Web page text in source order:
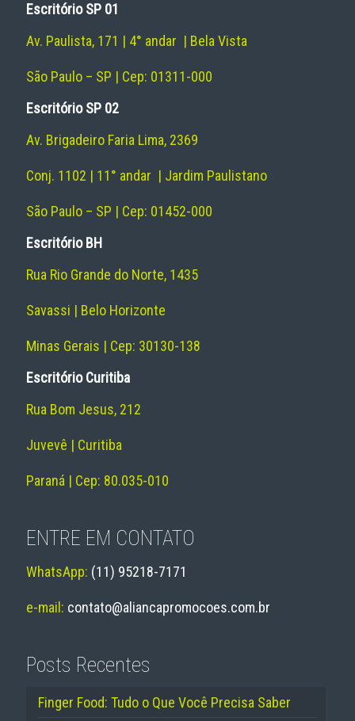
Escritório SP 01
Av. Paulista, 171 | 4° andar | Bela Vista
São Paulo – SP | Cep: 01311-000
Escritório SP 02
Av. Brigadeiro Faria Lima, 2369
Conj. 1102 | 11° andar | Jardim Paulistano
São Paulo – SP | Cep: 01452-000
Escritório BH
Rua Rio Grande do Norte, 1435
Savassi | Belo Horizonte
Minas Gerais | Cep: 30130-138
Escritório Curitiba
Rua Bom Jesus, 212
Juvevê | Curitiba
Paraná | Cep: 80.035-010
ENTRE EM CONTATO
WhatsApp: (11) 95218-7171
e-mail: contato@aliancapromocoes.com.br
Posts Recentes
Finger Food: Tudo o Que Você Precisa Saber